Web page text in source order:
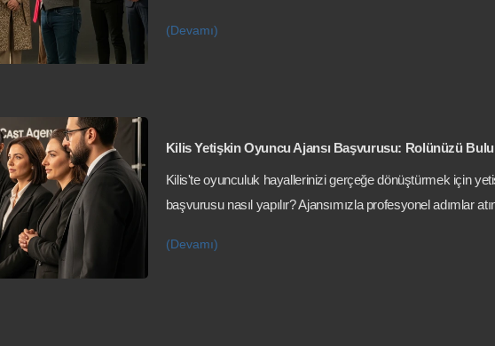
(Devamı)
Kilis Yetişkin Oyuncu Ajansı Başvurusu: Rolünüzü
Kilis'te oyunculuk hayallerinizi gerçeğe dönüştürmek için
başvurusu nasıl yapılır? Ajansımızla profesyonel adımlar
(Devamı)